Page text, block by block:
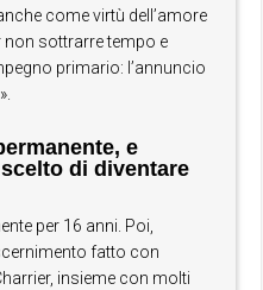
come virtù dell’amore
non sottrarre tempo e
primario: l’annuncio
e
di diventare
per 16 anni. Poi,
fatto con
insieme con molti